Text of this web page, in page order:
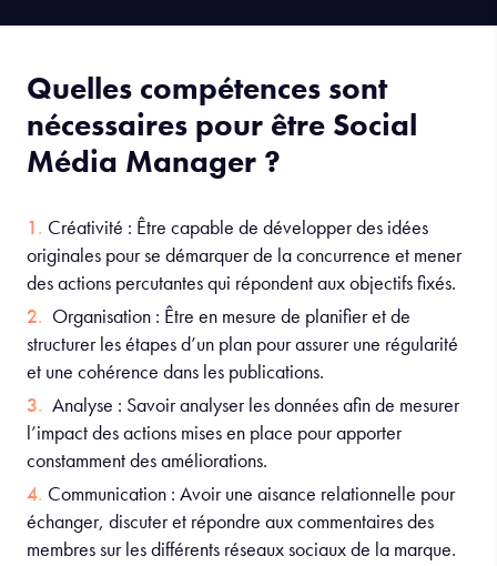
Quelles compétences sont
nécessaires pour être Social
Média Manager ?
Créativité : Être capable de développer des idées
originales pour se démarquer de la concurrence et mener
des actions percutantes qui répondent aux objectifs fixés.
Organisation : Être en mesure de planifier et de
structurer les étapes d’un plan pour assurer une régularité
et une cohérence dans les publications.
Analyse : Savoir analyser les données afin de mesurer
l’impact des actions mises en place pour apporter
constamment des améliorations.
Communication : Avoir une aisance relationnelle pour
échanger, discuter et répondre aux commentaires des
membres sur les différents réseaux sociaux de la marque.